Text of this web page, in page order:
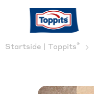
Startside | Toppits®